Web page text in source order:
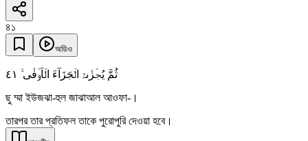
৪১
অডিও
ثُمَّ یُجۡزٰىہُ الۡجَزَآءَ الۡاَوۡفٰی ۙ ٤١
ছু ম্মা ইউজঝা-হুল জাঝাআল আওফা-।
তারপর তার প্রতিফল তাকে পুরোপুরি দেওয়া হবে।